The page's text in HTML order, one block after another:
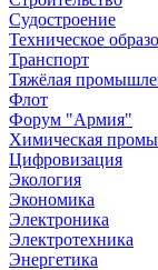
Судостроение
Техническое
Транспорт
Тяжёлая
Флот
Форум "Армия"
Химическая
Цифровизация
Экология
Экономика
Электроника
Электротехника
Энергетика